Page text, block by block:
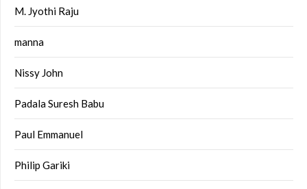
M. Jyothi Raju
manna
Nissy John
Padala Suresh Babu
Paul Emmanuel
Philip Gariki